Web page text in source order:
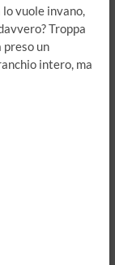
vuole invano,
Troppa
preso un
intero, ma